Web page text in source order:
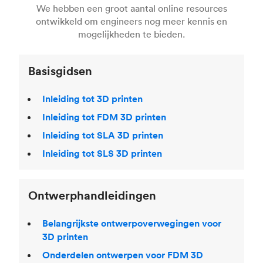
selecteren van het juiste 3D printproces
Kom meer te weten over
Fused Deposition
Selective Laser Sintering (SLS)
Multi Jet Fusion (MJF),
verschillende 3D printtechnieken en materialen.
Als je daarna nog meer wilt lezen over 3D
printen, neem dan eens een kijkje in ons
meer informatie ons artikel over 3D modeling en
CAD-software.
We hebben een groot aantal online resources
ontwikkeld om engineers nog meer kennis en
mogelijkheden te bieden.
Basisgidsen
Inleiding tot 3D printen
Inleiding tot FDM 3D printen
Inleiding tot SLA 3D printen
Inleiding tot SLS 3D printen
Ontwerphandleidingen
Belangrijkste ontwerpoverwegingen voor
3D printen
Onderdelen ontwerpen voor FDM 3D